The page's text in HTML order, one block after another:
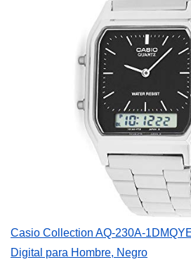
Casio Collection AQ-230A-
Digital para Hombre, Negro